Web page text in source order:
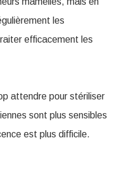
les
efficacement les
attendre pour stériliser
sont plus sensibles
est plus difficile.